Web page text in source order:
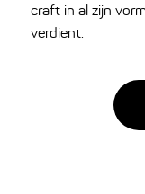
craft in al zijn
verdient.